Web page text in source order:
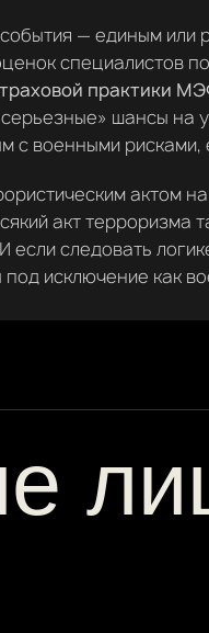
— единым или
специалистов
практики
шансы на
с военными
актом
акт терроризма
следовать
исключение как